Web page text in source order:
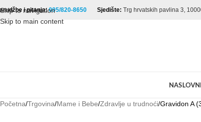
Skip to navigation
Skip to main content
i pitanja:095/820-8650 Sjedište: Trg hrvatskih pavlina 3,
Početna Trgovina Mame i Bebe Zdravlje u trudnoći Gravidon A